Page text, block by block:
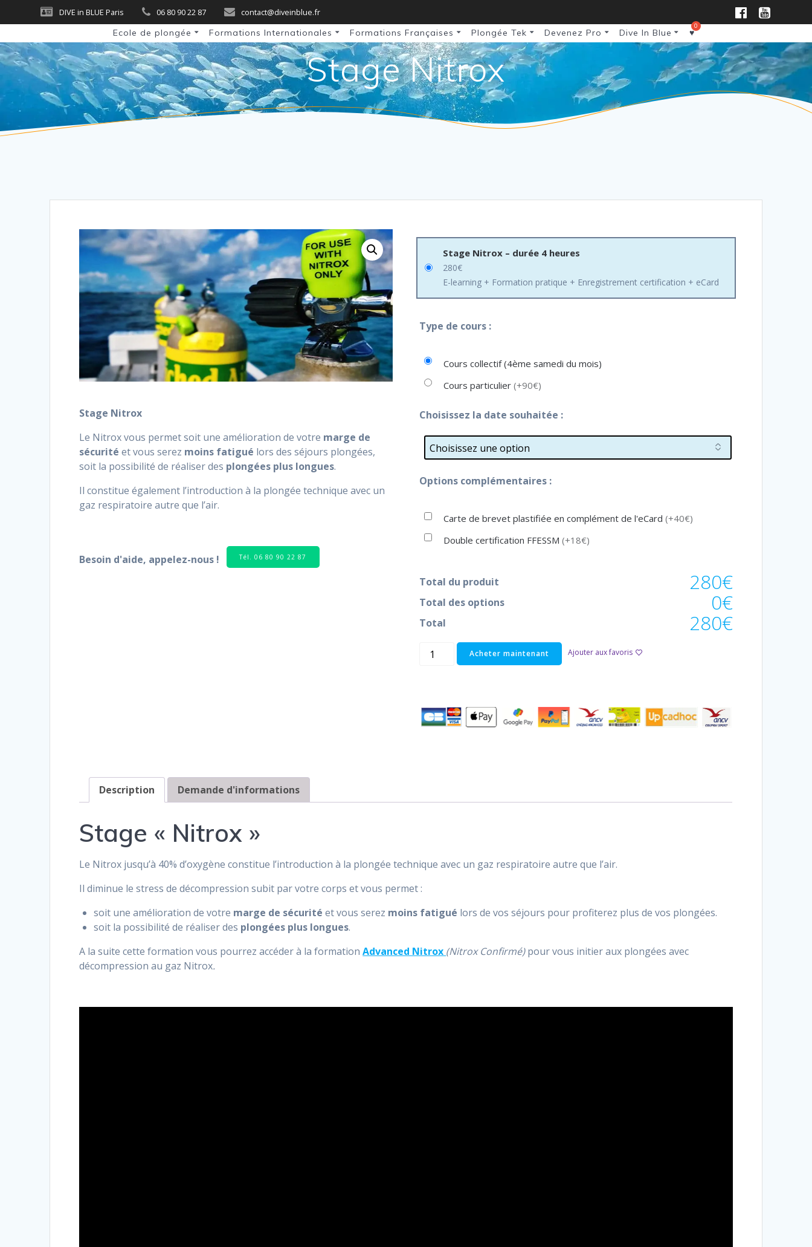
to
DIVE in BLUE Paris 06 80 90 22 87
contact@diveinblue.fr
Ecole de plongée
Formations Internationales Formations Françaises Plongée Tek Devenez Pro Dive In Blue ♥
Stage Nitrox
Stage Nitrox
Le Nitrox vous permet soit une amélioration de votre marge de
sécurité et vous serez moins fatigué lors des séjours plongées,
soit la possibilité de réaliser des plongées plus longues.
Il constitue également l’introduction à la plongée technique avec un
gaz respiratoire autre que l’air.
Besoin d'aide, appelez-nous ! Tél. 06 80 90 22 87
Stage Nitrox – durée 4 heures
280€
E-learning + Formation pratique + Enregistrement certification + eCard
Type de cours :
Cours collectif (4ème samedi du mois)
Cours particulier (+90€)
Choisissez la date souhaitée :
Options complémentaires :
Carte de brevet plastifiée en complément de l'eCard (+40€)
Double certification FFESSM (+18€)
Total du produit 280€
Total des options 0€
Total 280€
Acheter maintenant Ajouter aux favoris
Description Demande d'informations
Stage « Nitrox »
Le Nitrox jusqu’à 40% d’oxygène constitue l’introduction à la plongée technique avec un gaz respiratoire autre que l’air.
Il diminue le stress de décompression subit par votre corps et vous permet :
soit une amélioration de votre marge de sécurité et vous serez moins fatigué lors de vos séjours pour profiterez plus de vos plongées.
soit la possibilité de réaliser des plongées plus longues.
A la suite cette formation vous pourrez accéder à la formationAdvanced Nitrox (Nitrox Confirmé)pour vous initier aux plongées avec
décompression au gaz Nitrox.